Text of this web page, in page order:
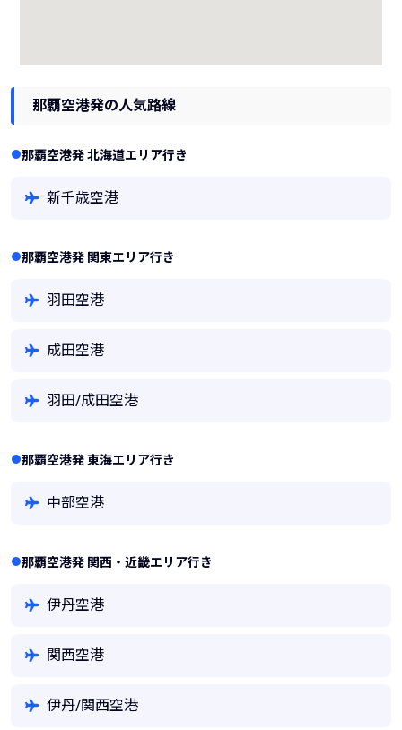
那覇空港発の人気路線
那覇空港発 北海道エリア行き
新千歳空港
那覇空港発 関東エリア行き
羽田空港
成田空港
羽田/成田空港
那覇空港発 東海エリア行き
中部空港
那覇空港発 関西・近畿エリア行き
伊丹空港
関西空港
伊丹/関西空港